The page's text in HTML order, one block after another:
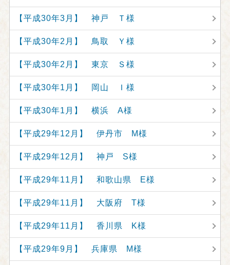
【平成30年3月】 神戸 Ｔ様
【平成30年2月】 鳥取 Ｙ様
【平成30年2月】 東京 Ｓ様
【平成30年1月】 岡山 Ｉ様
【平成30年1月】 横浜 A様
【平成29年12月】 伊丹市 M様
【平成29年12月】 神戸 S様
【平成29年11月】 和歌山県 E様
【平成29年11月】 大阪府 T様
【平成29年11月】 香川県 K様
【平成29年9月】 兵庫県 M様